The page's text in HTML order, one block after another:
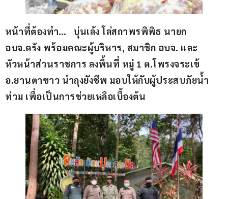
หน้าที่ต้องทำ…   บุ่นเล้ง โล่สถาพรพิพิธ นายก
อบจ.ตรัง พร้อมคณะผู้บริหาร, สมาชิก อบจ. และ
หัวหน้าส่วนราชการ ลงพื้นที่ หมู่ 1 ต.โพรงจระเข้
อ.ยานตาขาว นำถุงยังชีพ มอบให้กับผู้ประสบภัยน้ำ
ท่วม เพื่อเป็นการช่วยเหลือเบื้องต้น